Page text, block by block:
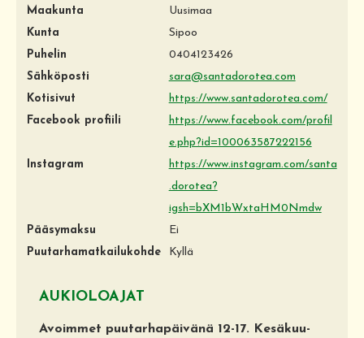
Maakunta
Uusimaa
Kunta
Sipoo
Puhelin
0404123426
Sähköposti
sara@santadorotea.com
Kotisivut
https://www.santadorotea.com/
Facebook profiili
https://www.facebook.com/profil
e.php?id=100063587222156
Instagram
https://www.instagram.com/santa
.dorotea?
igsh=bXM1bWxtaHM0Nmdw
Pääsymaksu
Ei
Puutarhamatkailukohde
Kyllä
AUKIOLOAJAT
Avoimmet puutarhapäivänä 12-17. Kesäkuu-